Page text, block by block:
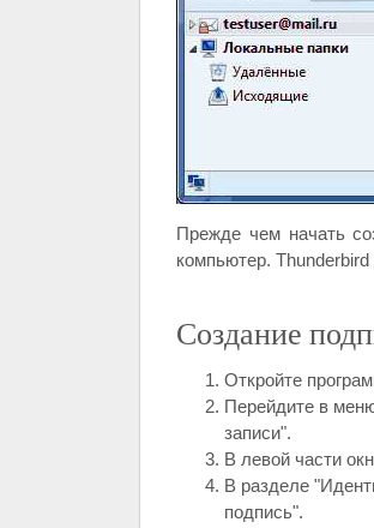
Прежде чем начать
компьютер.
Создание
Откройте
Перейдите в
записи".
В левой части
В разделе
подпись".